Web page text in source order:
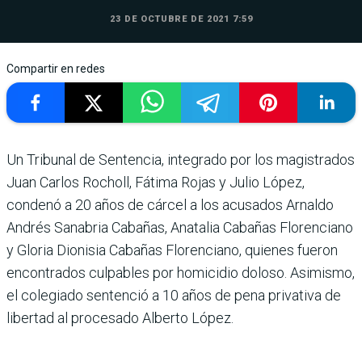
23 DE OCTUBRE DE 2021 7:59
Compartir en redes
Un Tribunal de Sentencia, integrado por los magistrados
Juan Carlos Rocholl, Fátima Rojas y Julio López,
condenó a 20 años de cárcel a los acusados Arnaldo
Andrés Sanabria Cabañas, Anatalia Cabañas Florenciano
y Gloria Dionisia Cabañas Florenciano, quienes fueron
encontrados culpables por homicidio doloso. Asimismo,
el colegiado sentenció a 10 años de pena privativa de
libertad al procesado Alberto López.